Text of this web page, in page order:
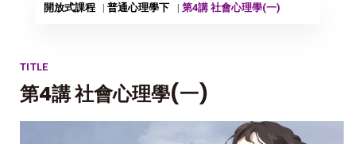
開放式課程 普通心理學下 第4講 社會心理學(一)
TITLE
第4講 社會心理學(一)